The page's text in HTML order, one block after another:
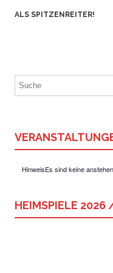
(Beiträge)
ALS SPITZENREITER!
Suchergebnis
für:
HinweisEs sind keine
HEIMSPIELE 2026